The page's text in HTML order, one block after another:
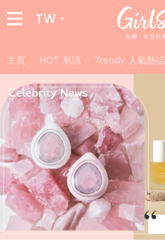
TW
主頁 HOT 新訊 Trendy 人氣熱話